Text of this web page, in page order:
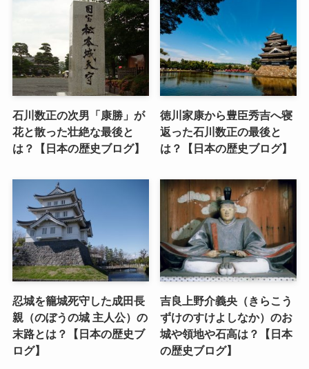
石川数正の次男「康勝」が
花と散った壮絶な最後と
は？【日本の歴史ブログ】
徳川家康から豊臣秀吉へ寝
返った石川数正の最後と
は？【日本の歴史ブログ】
忍城を籠城死守した成田長
親（のぼうの城 主人公）の
末路とは？【日本の歴史ブ
ログ】
吉良上野介義央（きらこう
ずけのすけよしなか）のお
城や領地や石高は？【日本
の歴史ブログ】